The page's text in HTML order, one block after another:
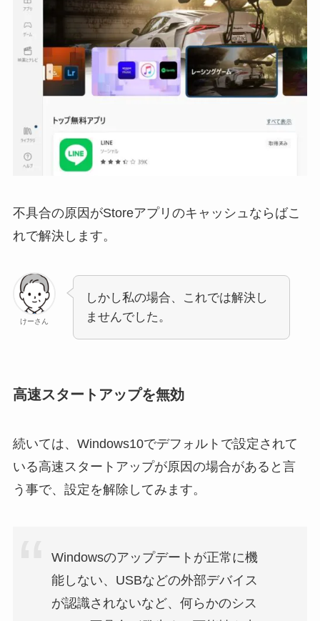
不具合の原因がStoreアプリのキャッシュならばこ
れで解決します。
けーさん
しかし私の場合、これでは解決し
ませんでした。
高速スタートアップを無効
続いては、Windows10でデフォルトで設定されて
いる高速スタートアップが原因の場合があると言
う事で、設定を解除してみます。
Windowsのアップデートが正常に機
能しない、USBなどの外部デバイス
が認識されないなど、何らかのシス